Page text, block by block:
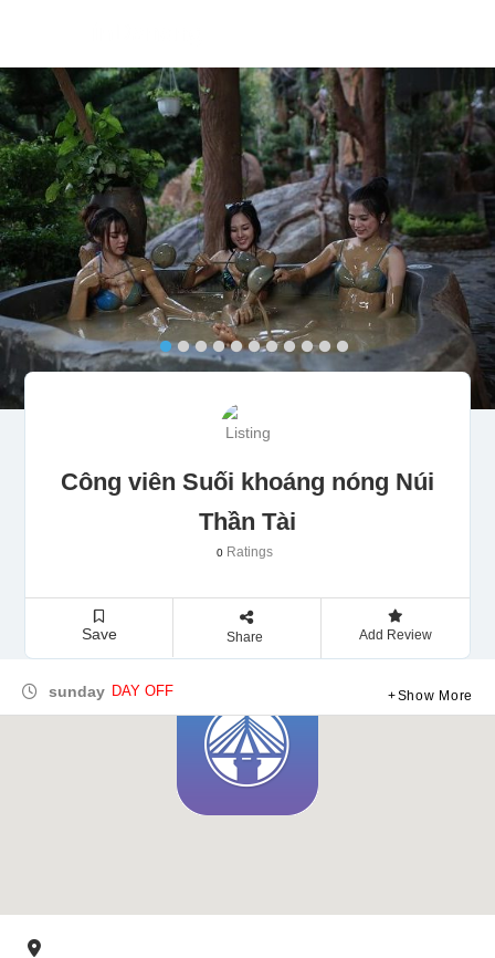
Công viên Suối khoáng nóng Núi
Thần Tài
0Ratings
Save Share Add Review
sunday DAY OFF Show More